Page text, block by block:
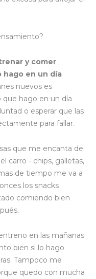
y comer
hago en un día
nuevos es
hago en un día
o esperar que las
para fallar.
que me encanta de
carro - chips, galletas,
de tiempo me va a
los snacks
comiendo bien
en las mañanas
bien si lo hago
Tampoco me
quedo con mucha